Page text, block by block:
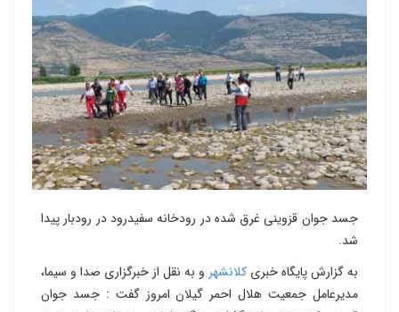
جسد جوان قزوینی غرق شده در رودخانه سفیدرود در رودبار پیدا
شد.
به گزارش پایگاه خبری کلانشهر و به نقل از خبرگزاری صدا و سیما،
مدیرعامل جمعیت هلال احمر گیلان امروز گفت : جسد جوان